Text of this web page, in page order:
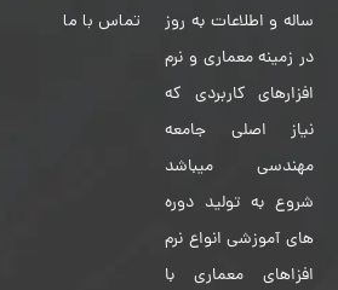
ساله و اطلاعات به روز
در زمینه معماری و نرم
افزارهای کاربردی که
نیاز اصلی جامعه
مهندسی میباشد
شروع به تولید دوره
های آموزشی انواع نرم
افزاهای معماری با
تماس با ما